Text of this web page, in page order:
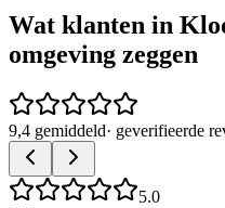
Wat klanten in
omgeving zeggen
9,4 gemiddeld· geverifieerde
5.0